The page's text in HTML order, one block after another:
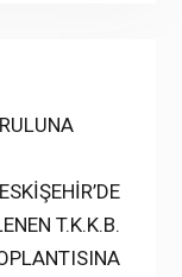
T.K.K.B.